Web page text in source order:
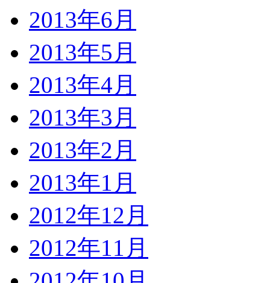
2013年6月
2013年5月
2013年4月
2013年3月
2013年2月
2013年1月
2012年12月
2012年11月